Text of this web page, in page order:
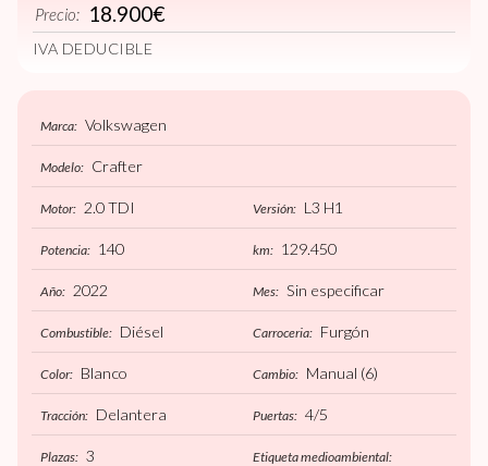
Precio: 18.900€
IVA DEDUCIBLE
Marca: Volkswagen
Modelo: Crafter
Motor: 2.0 TDI Versión: L3 H1
Potencia: 140 km: 129.450
Año: 2022 Mes: Sin especificar
Combustible: Diésel Carroceria: Furgón
Color: Blanco Cambio: Manual (6)
Tracción: Delantera Puertas: 4/5
Plazas: 3 Etiqueta medioambiental: